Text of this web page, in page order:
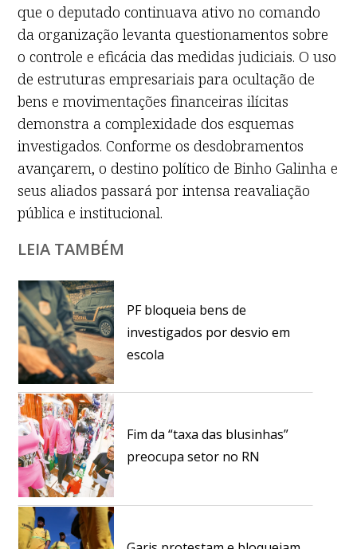
que o deputado continuava ativo no comando
da organização levanta questionamentos sobre
o controle e eficácia das medidas judiciais. O uso
de estruturas empresariais para ocultação de
bens e movimentações financeiras ilícitas
demonstra a complexidade dos esquemas
investigados. Conforme os desdobramentos
avançarem, o destino político de Binho Galinha e
seus aliados passará por intensa reavaliação
pública e institucional.
LEIA TAMBÉM
PF bloqueia bens de
investigados por desvio em
escola
Fim da “taxa das blusinhas”
preocupa setor no RN